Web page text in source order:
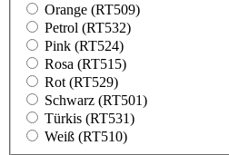
Orange (RT509)
Petrol (RT532)
Pink (RT524)
Rosa (RT515)
Rot (RT529)
Schwarz (RT501)
Türkis (RT531)
Weiß (RT510)